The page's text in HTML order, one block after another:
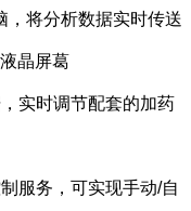
，将分析数据实时传送
晶屏葛
实时调节配套的加药
服务，可实现手动/自